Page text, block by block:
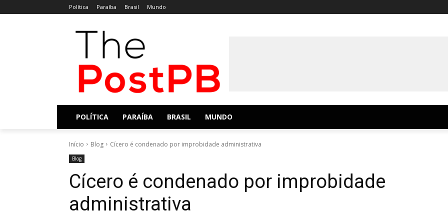
Política Paraíba Brasil Mundo
POLÍTICA PARAÍBA BRASIL MUNDO
Início Blog Cícero é condenado por improbidade administrativa
Blog
Cícero é condenado por improbidade
administrativa